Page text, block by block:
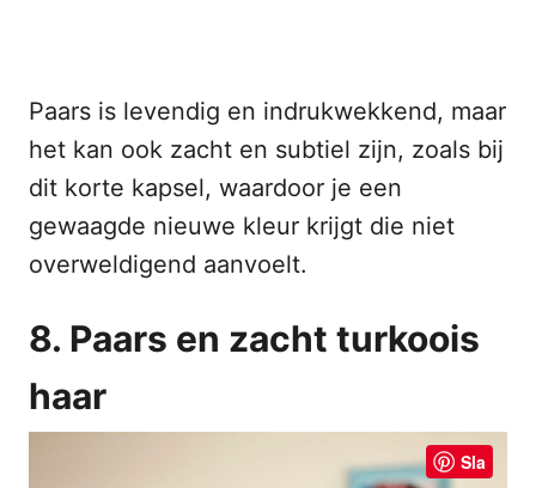
Paars is levendig en indrukwekkend, maar
het kan ook zacht en subtiel zijn, zoals bij
dit korte kapsel, waardoor je een
gewaagde nieuwe kleur krijgt die niet
overweldigend aanvoelt.
8. Paars en zacht turkoois
haar
Sla